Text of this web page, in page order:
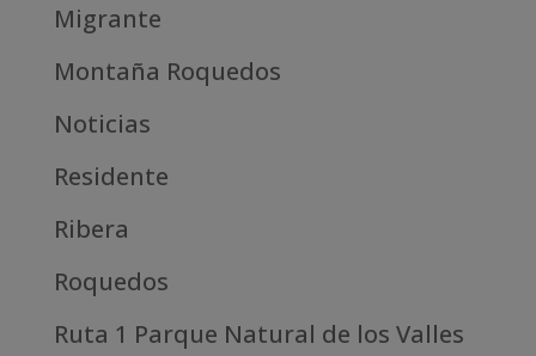
Migrante
Montaña Roquedos
Noticias
Residente
Ribera
Roquedos
Ruta 1 Parque Natural de los Valles